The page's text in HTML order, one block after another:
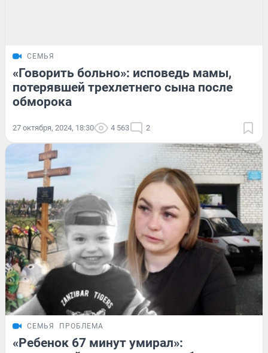
СЕМЬЯ
«Говорить больно»: исповедь мамы,
потерявшей трехлетнего сына после
обморока
27 октября, 2024, 18:30 4 563 2
СЕМЬЯ ПРОБЛЕМА
«Ребенок 67 минут умирал»: